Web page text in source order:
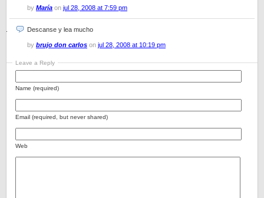
by María on jul 28, 2008 at 7:59 pm
Descanse y lea mucho
by brujo don carlos on jul 28, 2008 at 10:19 pm
Leave a Reply
Name (required)
Email (required, but never shared)
Web